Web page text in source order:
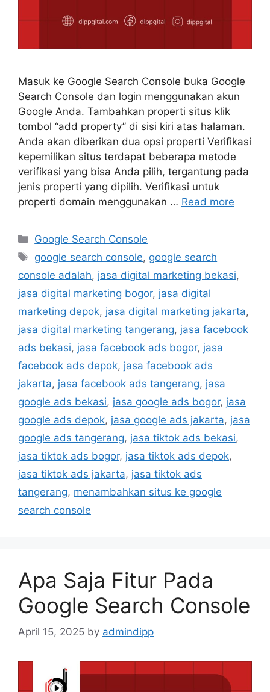
Masuk ke Google Search Console buka Google
Search Console dan login menggunakan akun
Google Anda. Tambahkan properti situs klik
tombol “add property” di sisi kiri atas halaman.
Anda akan diberikan dua opsi properti Verifikasi
kepemilikan situs terdapat beberapa metode
verifikasi yang bisa Anda pilih, tergantung pada
jenis properti yang dipilih. Verifikasi untuk
properti domain menggunakan … Read more
Google Search Console
google search console, google search
console adalah, jasa digital marketing bekasi,
jasa digital marketing bogor, jasa digital
marketing depok, jasa digital marketing jakarta,
jasa digital marketing tangerang, jasa facebook
ads bekasi, jasa facebook ads bogor, jasa
facebook ads depok, jasa facebook ads
jakarta, jasa facebook ads tangerang, jasa
google ads bekasi, jasa google ads bogor, jasa
google ads depok, jasa google ads jakarta, jasa
google ads tangerang, jasa tiktok ads bekasi,
jasa tiktok ads bogor, jasa tiktok ads depok,
jasa tiktok ads jakarta, jasa tiktok ads
tangerang, menambahkan situs ke google
search console
Apa Saja Fitur Pada
Google Search Console
April 15, 2025 by admindipp